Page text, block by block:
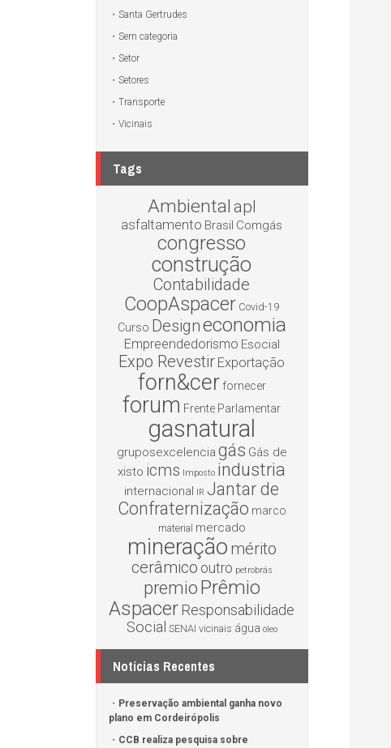
Santa Gertrudes
Sem categoria
Setor
Setores
Transporte
Vicinais
Tags
Ambiental apl
asfaltamento Brasil Comgás
congresso
construção
Contabilidade
CoopAspacer Covid-19
Curso Designeconomia
Empreendedorismo Esocial
Expo Revestir Exportação
forn&cer fornecer
forum Frente Parlamentar
gasnatural
gruposexcelencia gás Gás de
xisto icms Imposto industria
internacional IR Jantar de
Confraternização marco
material mercado
mineração mérito
cerâmico outro petrobrás
premio Prêmio
Aspacer Responsabilidade
Social SENAI vicinais água óleo
Notícias Recentes
Preservação ambiental ganha novo
plano em Cordeirópolis
CCB realiza pesquisa sobre